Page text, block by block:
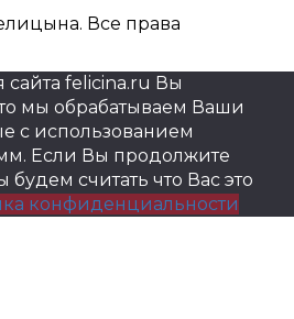
Все права
felicina.ru Вы
мы обрабатываем Ваши
с использованием
Если Вы продолжите
будем считать что Вас это
конфиденциальности